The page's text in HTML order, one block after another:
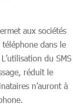
aux sociétés
téléphone dans le
du SMS
réduit le
n’auront à